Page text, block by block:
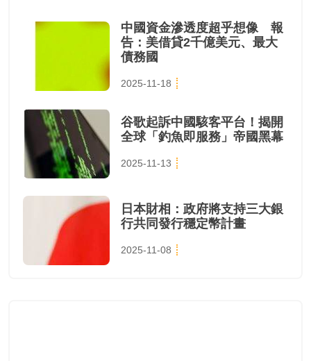
中國資金滲透度超乎想像 報
告：美借貸2千億美元、最大
債務國
2025-11-18
谷歌起訴中國駭客平台！揭開
全球「釣魚即服務」帝國黑幕
2025-11-13
日本財相：政府將支持三大銀
行共同發行穩定幣計畫
2025-11-08